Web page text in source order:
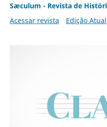
Sæculum - Revista de
Acessar revista
Edição Atual